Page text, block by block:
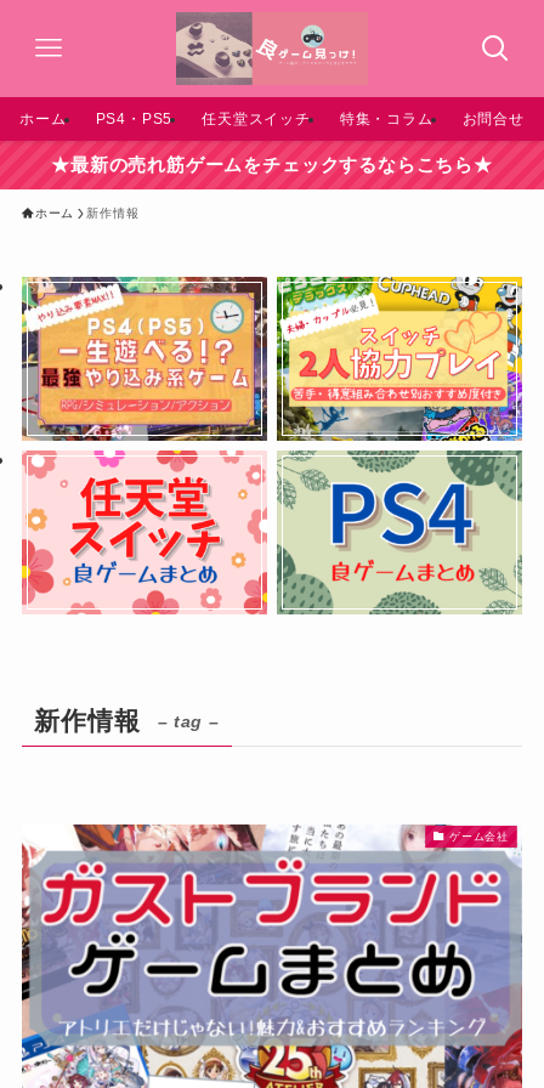
ホーム PS4・PS5 任天堂スイッチ 特集・コラム お問合せ
★最新の売れ筋ゲームをチェックするならこちら★
ホーム 新作情報
新作情報 – tag –
ゲーム会社